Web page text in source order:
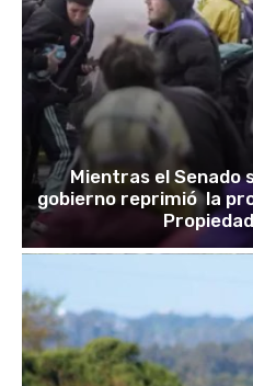
Mientras el Senado
gobierno reprimió la